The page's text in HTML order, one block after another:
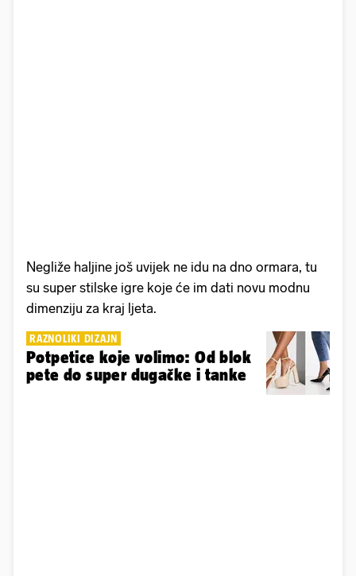
Negliže haljine još uvijek ne idu na dno ormara, tu
su super stilske igre koje će im dati novu modnu
dimenziju za kraj ljeta.
RAZNOLIKI DIZAJN
Potpetice koje volimo: Od blok
pete do super dugačke i tanke